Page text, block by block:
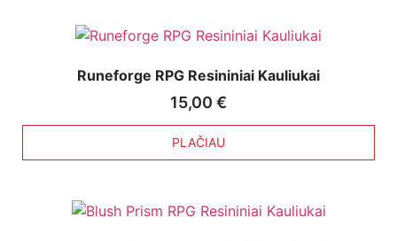
Runeforge RPG Resininiai Kauliukai
15,00 €
PLAČIAU